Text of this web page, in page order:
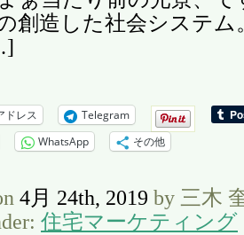
創造した社会システ
ドレス
Telegram
WhatsApp その他
4月 24th, 2019 by 三木
住宅マーケティング